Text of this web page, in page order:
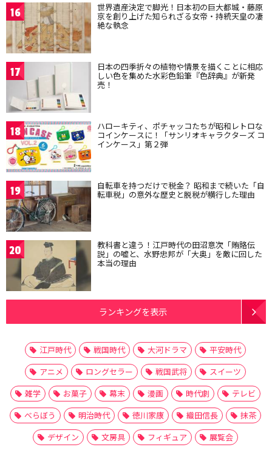
16 世界遺産決定で脚光！日本初の巨大都城・藤原
京を創り上げた知られざる女帝・持統天皇の凄
絶な執念
17 日本の四季折々の植物や情景を描くことに相応
しい色を集めた水彩色鉛筆『色辞典』が新発
売！
18 ハローキティ、ポチャッコたちが昭和レトロな
コインケースに！「サンリオキャラクターズ コ
インケース」第２弾
19 自転車を持つだけで税金？ 昭和まで続いた「自
転車税」の意外な歴史と脱税が横行した理由
20 教科書と違う！江戸時代の田沼意次「賄賂伝
説」の嘘と、水野忠邦が「大奥」を敵に回した
本当の理由
ランキングを表示
江戸時代 戦国時代 大河ドラマ
平安時代
アニメ
ロングセラー 戦国武将
スイーツ
雑学
お菓子 幕末 漫画 時代劇
テレビ
べらぼう
明治時代 徳川家康 織田信長
抹茶
デザイン
文房具 フィギュア
展覧会